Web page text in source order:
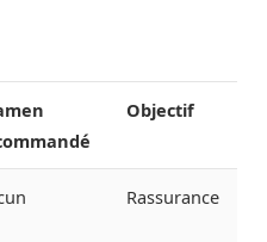
Objectif
Rassurance